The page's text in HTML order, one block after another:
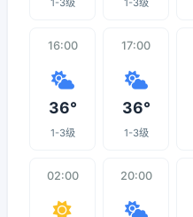
1-3级 1-3级
16:00
36°
1-3级
17:00
36°
1-3级
02:00 20:00